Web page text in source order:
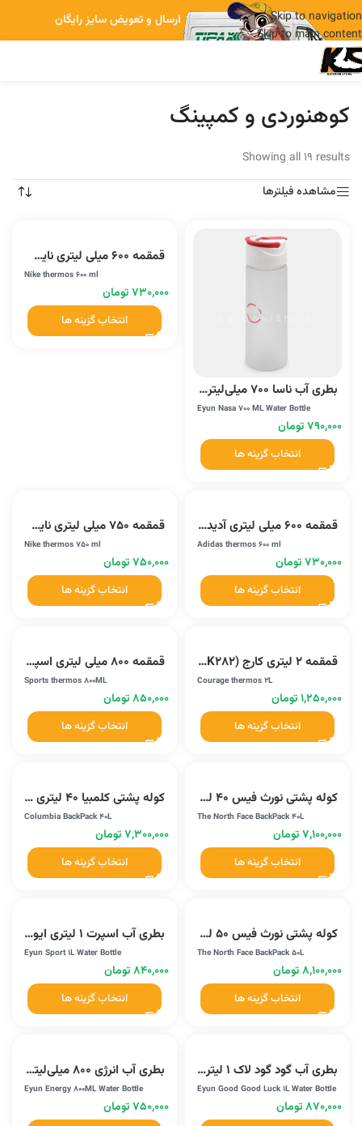
Skip to navigation
Skip to main content
ارسال و تعویض سایز رایگان
کوهنوردی و کمپینگ
Showing all 19 results
مشاهده فیلترها
بطری آب ناسا 700 میلی‌لیتری ایون (YY-419)
Eyun Nasa 700 ML Water Bottle
۷۹۰,۰۰۰تومان
انتخاب گزینه ها
قمقمه 600 میلی لیتری نایک (MK2)
Nike thermos 600 ml
۷۳۰,۰۰۰تومان
انتخاب گزینه ها
قمقمه 600 میلی لیتری آدیداس (YY908)
Adidas thermos 600 ml
۷۳۰,۰۰۰تومان
انتخاب گزینه ها
قمقمه 750 میلی لیتری نایک (MK1)
Nike thermos 750 ml
۷۵۰,۰۰۰تومان
انتخاب گزینه ها
قمقمه 2 لیتری کارج (AK282)
Courage thermos 2L
۱,۲۵۰,۰۰۰تومان
انتخاب گزینه ها
قمقمه 800 میلی لیتری اسپورتس (MSK2181)
Sports thermos 800ML
۸۵۰,۰۰۰تومان
انتخاب گزینه ها
کوله پشتی نورث فیس 40 لیتری (00)
The North Face BackPack 40L
۷,۱۰۰,۰۰۰تومان
انتخاب گزینه ها
کوله پشتی کلمبیا 40 لیتری (00)
Columbia BackPack 40L
۷,۳۰۰,۰۰۰تومان
انتخاب گزینه ها
کوله پشتی نورث فیس 50 لیتری (01)
The North Face BackPack 50L
۸,۱۰۰,۰۰۰تومان
انتخاب گزینه ها
بطری آب اسپرت 1 لیتری ایون (YY-832)
Eyun Sport 1L Water Bottle
۸۴۰,۰۰۰تومان
انتخاب گزینه ها
بطری آب گود گود لاک 1 لیتری ایون (YY-169)
Eyun Good Good Luck 1L Water Bottle
۸۷۰,۰۰۰تومان
بطری آب انرژی 800 میلی‌لیتری ایون (YY-8020)
Eyun Energy 800ML Water Bottle
۷۵۰,۰۰۰تومان